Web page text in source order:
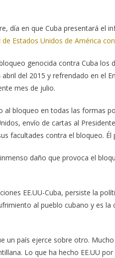
día en que Cuba presentará el
Estados Unidos de América
genocida contra Cuba los
del 2015 y refrendado en el
mes de julio.
al bloqueo en todas las formas
envío de cartas al
facultades contra el bloqueo. Él
daño que provoca el
EE.UU-Cuba, persiste la
al pueblo cubano y es la
un país ejerce sobre otro.
Lo que ha hecho EE.UU